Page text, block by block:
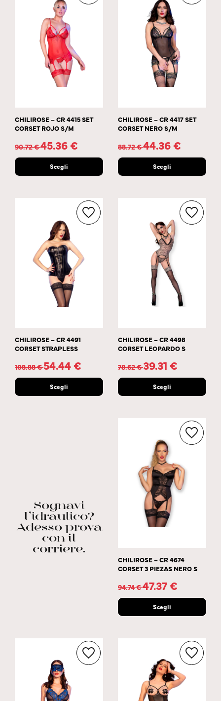
CHILIROSE – CR 4415 SET
CORSET ROJO S/M
90.72€45.36€
Scegli
CHILIROSE – CR 4417 SET
CORSET NERO S/M
88.72€44.36€
Scegli
CHILIROSE – CR 4491
CORSET STRAPLESS
108.88€54.44€
Scegli
CHILIROSE – CR 4498
CORSET LEOPARDO S
78.62€39.31 €
Scegli
Sognavi
l’idraulico?
Adesso prova
con il
corriere.
CHILIROSE – CR 4674
CORSET 3 PIEZAS NERO S
94.74€47.37€
Scegli